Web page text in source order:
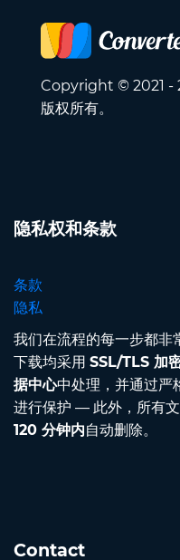
Copyright © 2021 -
版权所有。
隐私权和条款
条款
隐私
我们在流程的每一步都非
下载均采用 SSL/TLS 加
据中心中处理，并通过严
进行保护 — 此外，所有
120 分钟内自动删除。
Contact